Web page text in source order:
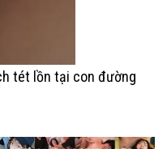
tét lồn tại con đường